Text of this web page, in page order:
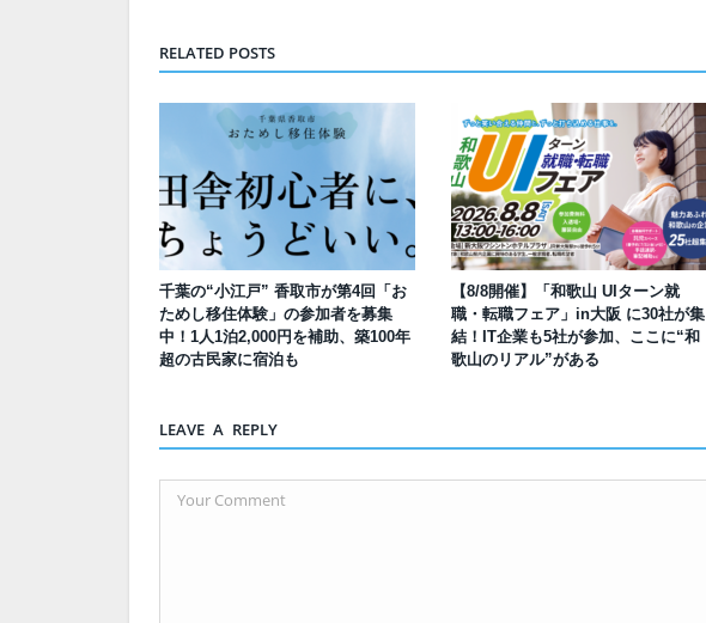
RELATED POSTS
千葉の“小江戸” 香取市が第4回「お
ためし移住体験」の参加者を募集
中！1人1泊2,000円を補助、築100年
超の古民家に宿泊も
【8/8開催】「和歌山 UIターン就
職・転職フェア」in大阪 に30社が集
結！IT企業も5社が参加、ここに“和
歌山のリアル”がある
LEAVE A REPLY